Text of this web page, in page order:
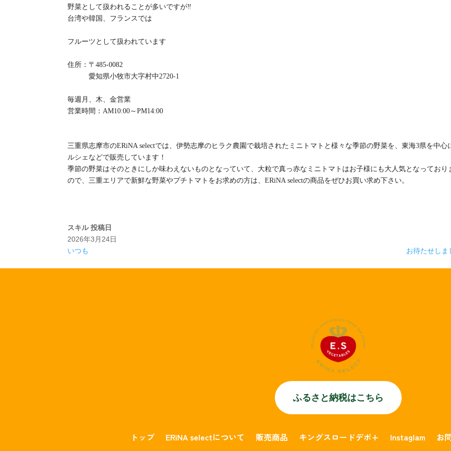
野菜として扱われることが多いですが‼️
台湾や韓国、フランスでは
フルーツとして扱われています
住所：〒485-0082
愛知県小牧市大字村中2720-1
毎週月、木、金営業
営業時間：AM10:00～PM14:00
三重県志摩市のERiNA selectでは、伊勢志摩のヒラク農園で栽培されたミニトマトと様々な季節の野菜を、東海3県を中心
ルシェなどで販売しています！
季節の野菜はそのときにしか味わえないものとなっていて、大粒で真っ赤なミニトマトはお子様にも大人気となっており
ので、三重エリアで新鮮な野菜やプチトマトをお求めの方は、ERiNA selectの商品をぜひお買い求め下さい。
スキル 投稿日
2026年3月24日
いつも
お待たせしま
ふるさと納税はこちら
トップ ERiNA selectについて 販売商品 キングスロードデポ+ Instaglam お